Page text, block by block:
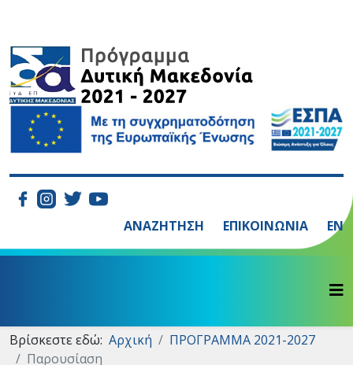
ΑΝΑΖΗΤΗΣΗ ΕΠΙΚΟΙΝΩΝΙΑ EN
Βρίσκεστε εδώ: Αρχική
ΠΡΟΓΡΑΜΜΑ 2021-2027
Παρουσίαση